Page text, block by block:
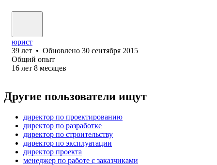
юрист
39 лет • Обновлено 30 сентября 2015
Общий опыт
16 лет 8 месяцев
Другие пользователи ищут
директор по проектированию
директор по разработке
директор по строительству
директор по эксплуатации
директор проекта
менеджер по работе с заказчиками